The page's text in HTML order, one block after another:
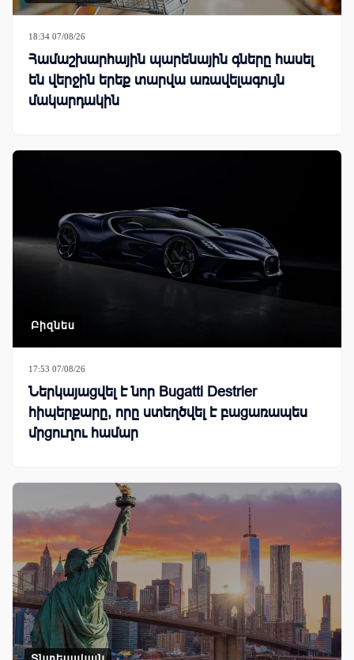
18:34 07/08/26
Համաշխարհային պարենային գները հասել
են վերջին երեք տարվա առավելագույն
մակարդակին
Բիզնես
17:53 07/08/26
Ներկայացվել է նոր Bugatti Destrier
հիպերքարը, որը ստեղծվել է բացառապես
մրցուղու համար